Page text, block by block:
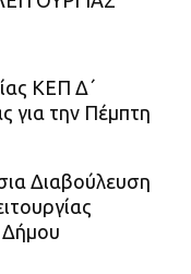
ΚΕΠ Δ΄
για την Πέμπτη
Διαβούλευση